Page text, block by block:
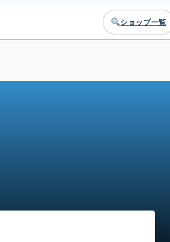
ショップ一覧